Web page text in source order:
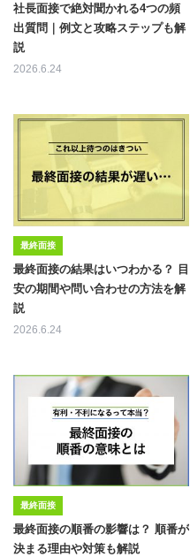
社長面接で絶対聞かれる4つの頻
出質問｜例文と攻略ステップも解
説
2026.6.24
最終面接
最終面接の結果はいつわかる？ 目
安の期間や問い合わせの方法を解
説
2026.6.24
最終面接
最終面接の順番の影響は？ 順番が
決まる理由や対策も解説